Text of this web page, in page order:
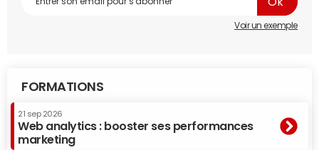
Voir un exemple
FORMATIONS
21 sep 2026
Web analytics : booster ses performances
marketing